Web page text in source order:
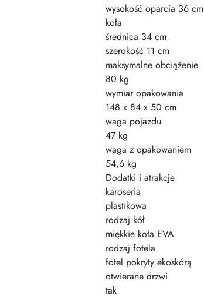
wysokość oparcia 36 cm
koła
średnica 34 cm
szerokość 11 cm
maksymalne obciążenie
80 kg
wymiar opakowania
148 x 84 x 50 cm
waga pojazdu
47 kg
waga z opakowaniem
54,6 kg
Dodatki i atrakcje
karoseria
plastikowa
rodzaj kół
miękkie koła EVA
rodzaj fotela
fotel pokryty ekoskórą
otwierane drzwi
tak